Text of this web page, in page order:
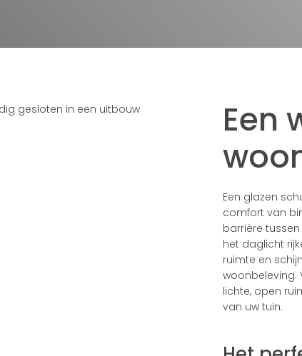
Een
Een glazen
comfort van
barrière
het daglicht
ruimte en
woonbeleving.
lichte, open
van uw tuin.